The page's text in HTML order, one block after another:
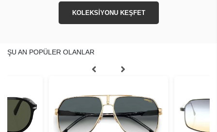
KOLEKSİYONU KEŞFET
ŞU AN POPÜLER OLANLAR